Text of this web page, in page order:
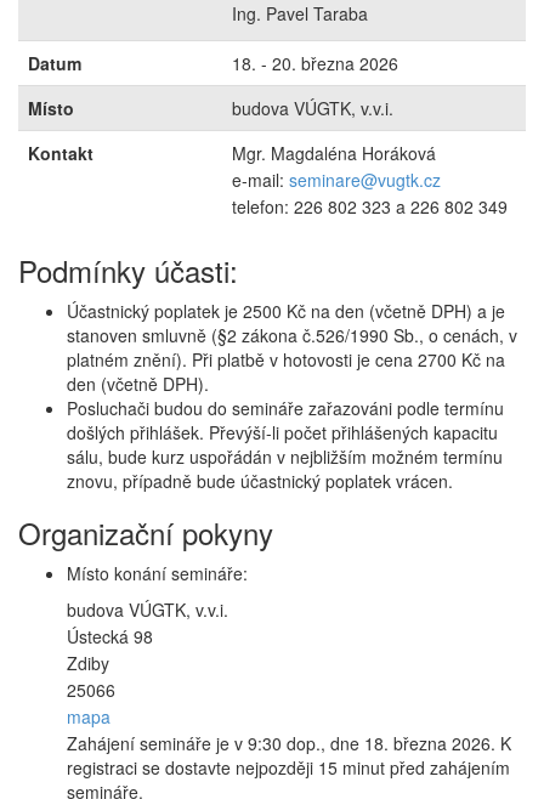
Ing. Pavel Taraba
Datum
18. - 20. března 2026
Místo
budova VÚGTK, v.v.i.
Kontakt
Mgr. Magdaléna Horáková
e-mail: seminare@vugtk.cz
telefon: 226 802 323 a 226 802 349
Podmínky účasti:
Účastnický poplatek je 2500 Kč na den (včetně DPH) a je
stanoven smluvně (§2 zákona č.526/1990 Sb., o cenách, v
platném znění). Při platbě v hotovosti je cena 2700 Kč na
den (včetně DPH).
Posluchači budou do semináře zařazováni podle termínu
došlých přihlášek. Převýší-li počet přihlášených kapacitu
sálu, bude kurz uspořádán v nejbližším možném termínu
znovu, případně bude účastnický poplatek vrácen.
Organizační pokyny
Místo konání semináře:
budova VÚGTK, v.v.i.
Ústecká 98
Zdiby
25066
mapa
Zahájení semináře je v 9:30 dop., dne 18. března 2026. K
registraci se dostavte nejpozději 15 minut před zahájením
semináře.